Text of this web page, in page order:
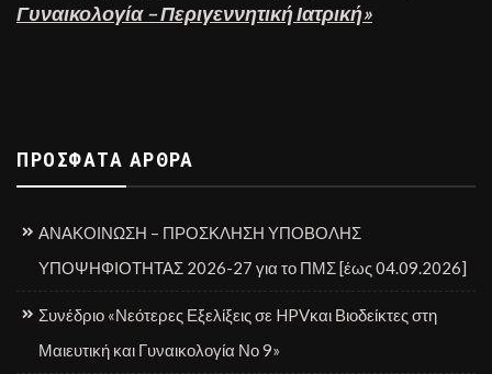
Γυναικολογία – Περιγεννητική Ιατρική»
ΠΡΌΣΦΑΤΑ ΆΡΘΡΑ
ΑΝΑΚΟΙΝΩΣΗ – ΠΡΟΣΚΛΗΣΗ ΥΠΟΒΟΛΗΣ
ΥΠΟΨΗΦΙΟΤΗΤΑΣ 2026-27 για το ΠΜΣ [έως 04.09.2026]
Συνέδριο «Νεότερες Εξελίξεις σε HPVκαι Βιοδείκτες στη
Μαιευτική και Γυναικολογία Νο 9»